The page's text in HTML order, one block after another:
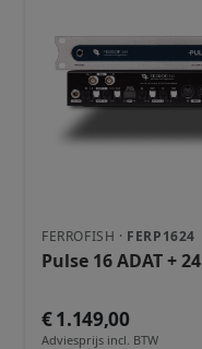
FERROFISH · FERP1624
Pulse 16 ADAT + 24
€ 1.149,00
Adviesprijs incl. BTW